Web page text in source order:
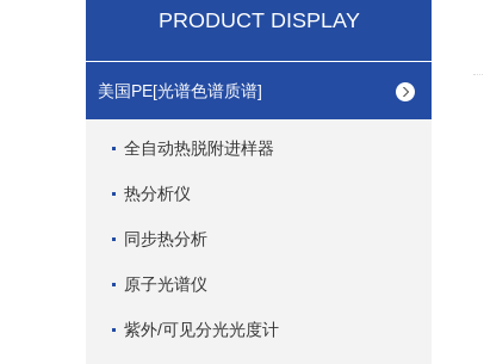
PRODUCT DISPLAY
美国PE[光谱色谱质谱]
全自动热脱附进样器
热分析仪
同步热分析
原子光谱仪
紫外/可见分光光度计